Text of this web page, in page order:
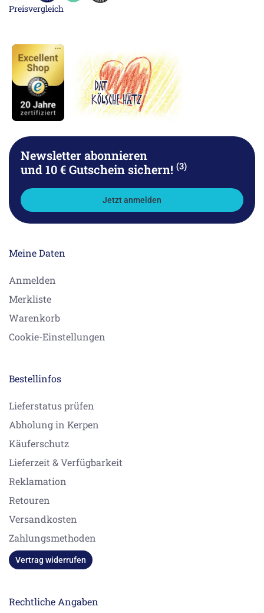
Newsletter abonnieren
und 10 € Gutschein sichern! (3)
Jetzt anmelden
Meine Daten
Anmelden
Merkliste
Warenkorb
Cookie-Einstellungen
Bestellinfos
Lieferstatus prüfen
Abholung in Kerpen
Käuferschutz
Lieferzeit & Verfügbarkeit
Reklamation
Retouren
Versandkosten
Zahlungsmethoden
Vertrag widerrufen
Rechtliche Angaben